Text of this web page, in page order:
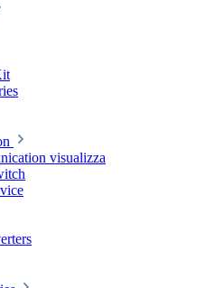
visualizza